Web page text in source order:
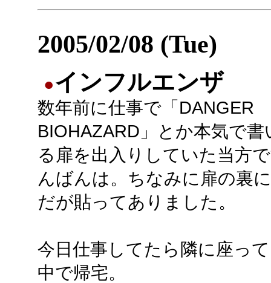
2005/02/08 (Tue)
●インフルエンザ
数年前に仕事で「DANGER
BIOHAZARD」とか本気で書
る扉を出入りしていた当方
んばんは。ちなみに扉の裏
だが貼ってありました。
今日仕事してたら隣に座っ
中で帰宅。